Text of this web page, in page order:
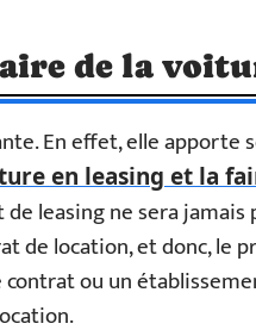
de la
En effet, elle apporte
en leasing et la
leasing ne sera
de location, et donc, le
ou un